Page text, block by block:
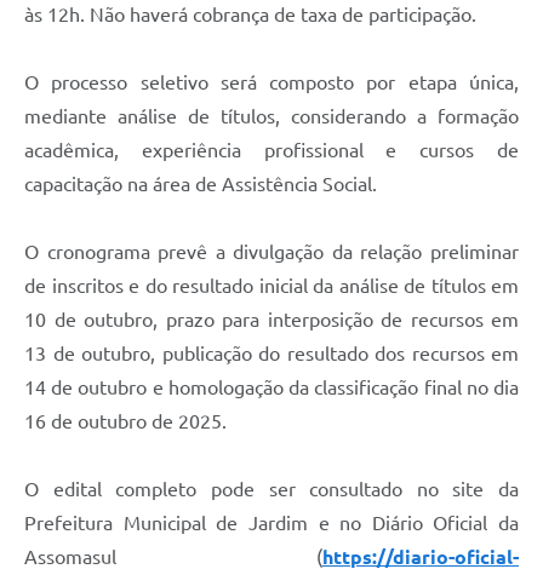
às 12h. Não haverá cobrança de taxa de participação.
O processo seletivo será composto por etapa única,
mediante análise de títulos, considerando a formação
acadêmica, experiência profissional e cursos de
capacitação na área de Assistência Social.
O cronograma prevê a divulgação da relação preliminar
de inscritos e do resultado inicial da análise de títulos em
10 de outubro, prazo para interposição de recursos em
13 de outubro, publicação do resultado dos recursos em
14 de outubro e homologação da classificação final no dia
16 de outubro de 2025.
O edital completo pode ser consultado no site da
Prefeitura Municipal de Jardim e no Diário Oficial da
Assomasul (https://diario-oficial-